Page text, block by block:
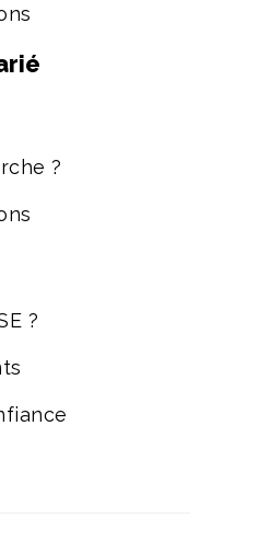
?
?